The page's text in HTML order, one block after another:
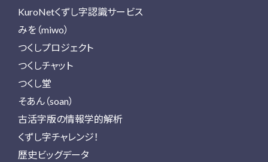
KuroNetくずし字認識サービス
みを（miwo）
つくしプロジェクト
つくしチャット
つくし堂
そあん（soan）
古活字版の情報学的解析
くずし字チャレンジ！
歴史ビッグデータ